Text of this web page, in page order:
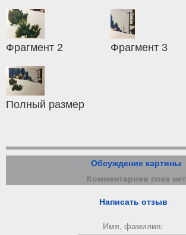
Фрагмент 2 Фрагмент 3
Полный размер
Обсуждение картины
Комментариев пока нет
Написать отзыв
Имя, фамилия: